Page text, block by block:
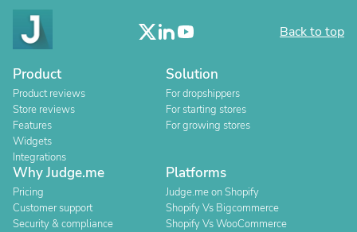
Back to top
Product
Product reviews
Store reviews
Features
Widgets
Integrations
Solution
For dropshippers
For starting stores
For growing stores
Why Judge.me
Pricing
Customer support
Security & compliance
Platforms
Judge.me on Shopify
Shopify Vs Bigcommerce
Shopify Vs WooCommerce